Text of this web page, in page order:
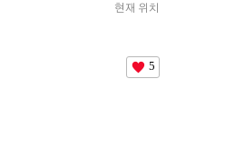
현재 위치
5